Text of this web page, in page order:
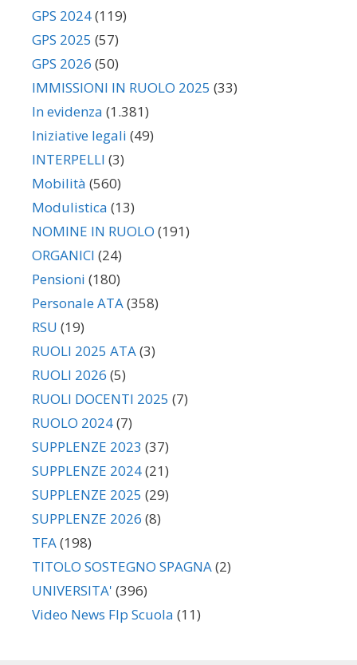
GPS 2024(119)
GPS 2025 (57)
GPS 2026 (50)
IMMISSIONI IN RUOLO 2025 (33)
In evidenza (1.381)
Iniziative legali (49)
INTERPELLI (3)
Mobilità (560)
Modulistica (13)
NOMINE IN RUOLO (191)
ORGANICI (24)
Pensioni (180)
Personale ATA(358)
RSU (19)
RUOLI 2025 ATA(3)
RUOLI 2026 (5)
RUOLI DOCENTI 2025 (7)
RUOLO 2024(7)
SUPPLENZE 2023 (37)
SUPPLENZE 2024(21)
SUPPLENZE 2025 (29)
SUPPLENZE 2026 (8)
TFA(198)
TITOLO SOSTEGNO SPAGNA(2)
UNIVERSITA' (396)
Video News Flp Scuola (11)